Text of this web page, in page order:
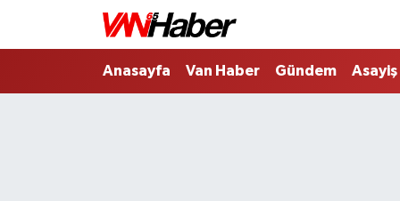
Anasayfa Van Haber Gündem Asayiş
Nöbetçi Eczaneler